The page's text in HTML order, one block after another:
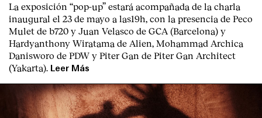
La exposición “pop-up” estará acompañada de la charla
inaugural el 23 de mayo a las19h, con la presencia de Peco
Mulet de b720 y Juan Velasco de GCA (Barcelona) y
Hardyanthony Wiratama de Alien, Mohammad Archica
Danisworo de PDW y Piter Gan de Piter Gan Architect
(Yakarta). Leer Más